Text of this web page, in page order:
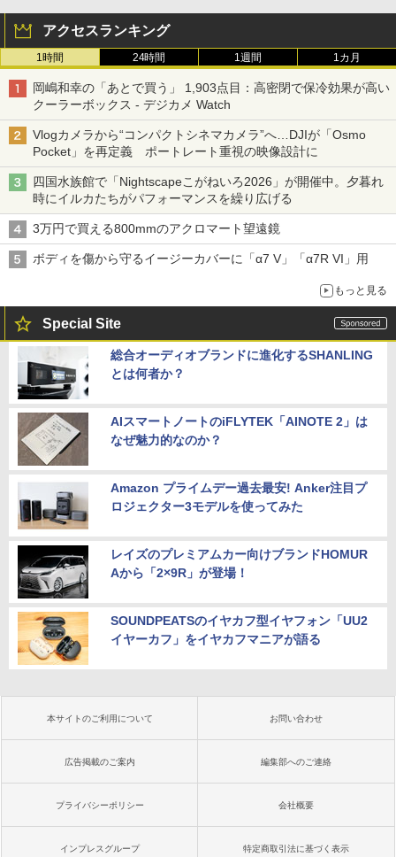
アクセスランキング
1時間 24時間 1週間 1カ月
岡嶋和幸の「あとで買う」 1,903点目：高密閉で保冷効果が高い
クーラーボックス - デジカメ Watch
Vlogカメラから“コンパクトシネマカメラ”へ…DJIが「Osmo
Pocket」を再定義 ポートレート重視の映像設計に
四国水族館で「Nightscapeこがねいろ2026」が開催中。夕暮れ
時にイルカたちがパフォーマンスを繰り広げる
3万円で買える800mmのアクロマート望遠鏡
ボディを傷から守るイージーカバーに「α7 V」「α7R VI」用
もっと見る
Special Site
総合オーディオブランドに進化するSHANLING
とは何者か？
AIスマートノートのiFLYTEK「AINOTE 2」は
なぜ魅力的なのか？
Amazon プライムデー過去最安! Anker注目プ
ロジェクター3モデルを使ってみた
レイズのプレミアムカー向けブランドHOMUR
Aから「2×9R」が登場！
SOUNDPEATSのイヤカフ型イヤフォン「UU2
イヤーカフ」をイヤカフマニアが語る
本サイトのご利用について お問い合わせ
広告掲載のご案内 編集部へのご連絡
プライバシーポリシー 会社概要
インプレスグループ 特定商取引法に基づく表示